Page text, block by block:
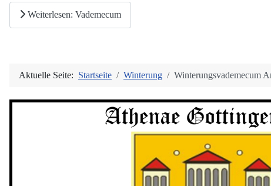
Weiterlesen: Vademecum
Aktuelle Seite: Startseite Winterung Winterungsvademecum